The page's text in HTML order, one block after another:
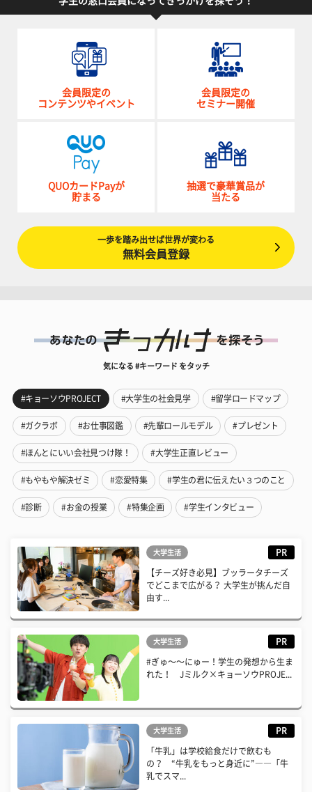
会員限定の
コンテンツやイベント
会員限定の
セミナー開催
QUOカードPayが
貯まる
抽選で豪華賞品が
当たる
一歩を踏み出せば世界が変わる
無料会員登録
気になる #キーワード をタッチ
#キョーソウPROJECT #大学生の社会見学 #留学ロードマップ
#ガクラボ #お仕事図鑑 #先輩ロールモデル #プレゼント
#ほんとにいい会社見つけ隊！ #大学生正直レビュー
#もやもや解決ゼミ #恋愛特集 #学生の君に伝えたい３つのこと
#診断 #お金の授業 #特集企画 #学生インタビュー
大学生活 PR
【チーズ好き必見】ブッラータチーズ
でどこまで広がる？ 大学生が挑んだ自
由す...
大学生活 PR
#ぎゅ〜〜にゅー！学生の発想から生ま
れた！ Jミルク×キョーソウPROJE...
大学生活 PR
「牛乳」は学校給食だけで飲むも
の？ “牛乳をもっと身近に”――「牛
乳でスマ...